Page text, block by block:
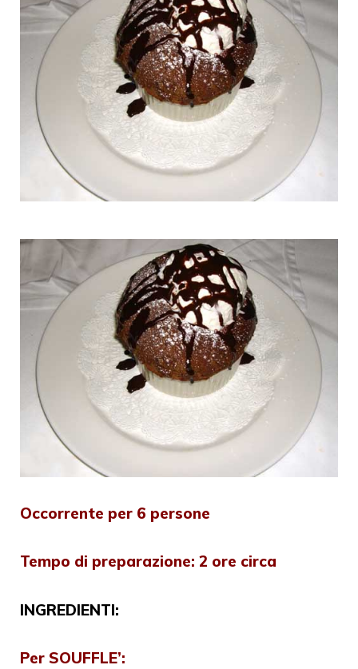
Occorrente per 6 persone
Tempo di preparazione: 2 ore circa
INGREDIENTI:
Per SOUFFLE’: